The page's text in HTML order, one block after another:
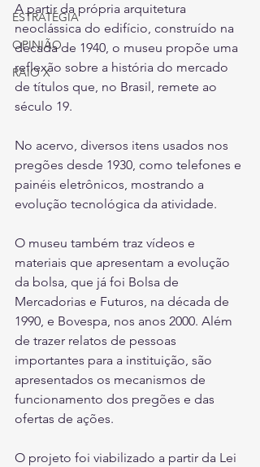
ESTRATÉGIA
OPINIÃO
RAIO X
A partir da própria arquitetura
neoclássica do edifício, construído na
década de 1940, o museu propõe uma
reflexão sobre a história do mercado
de títulos que, no Brasil, remete ao
século 19.
No acervo, diversos itens usados nos
pregões desde 1930, como telefones e
painéis eletrônicos, mostrando a
evolução tecnológica da atividade.
O museu também traz vídeos e
materiais que apresentam a evolução
da bolsa, que já foi Bolsa de
Mercadorias e Futuros, na década de
1990, e Bovespa, nos anos 2000. Além
de trazer relatos de pessoas
importantes para a instituição, são
apresentados os mecanismos de
funcionamento dos pregões e das
ofertas de ações.
O projeto foi viabilizado a partir da Lei